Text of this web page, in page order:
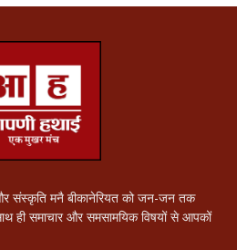
संस्कृति मनै बीकानेरियत को जन-जन तक
ही समाचार और समसामयिक विषयों से आपकों